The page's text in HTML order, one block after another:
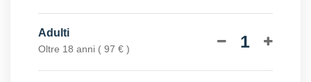
Adulti
Oltre 18 anni ( 97 € ) 1